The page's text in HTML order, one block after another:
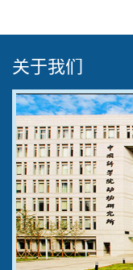
关于我们